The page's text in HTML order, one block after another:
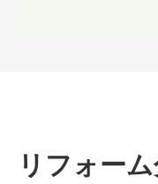
リフォー